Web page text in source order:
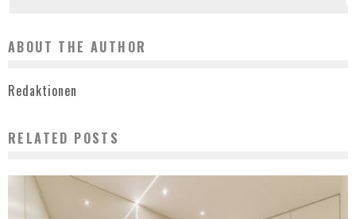
ABOUT THE AUTHOR
Redaktionen
RELATED POSTS